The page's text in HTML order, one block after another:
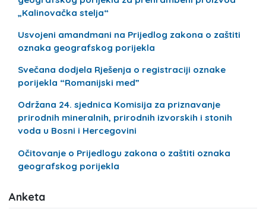
„Kalinovačka stelja“
Usvojeni amandmani na Prijedlog zakona o zaštiti
oznaka geografskog porijekla
Svečana dodjela Rješenja o registraciji oznake
porijekla “Romanijski med”
Održana 24. sjednica Komisija za priznavanje
prirodnih mineralnih, prirodnih izvorskih i stonih
voda u Bosni i Hercegovini
Očitovanje o Prijedlogu zakona o zaštiti oznaka
geografskog porijekla
Anketa